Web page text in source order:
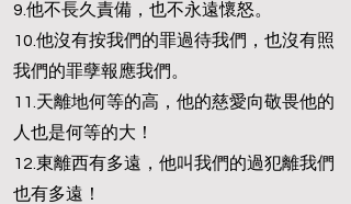
9.他不長久責備，也不永遠懷怒。
10.他沒有按我們的罪過待我們，也沒有照
我們的罪孽報應我們。
11.天離地何等的高，他的慈愛向敬畏他的
人也是何等的大！
12.東離西有多遠，他叫我們的過犯離我們
也有多遠！